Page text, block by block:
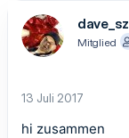
dave_sz
Mitglied
13 Juli 2017
hi zusammen